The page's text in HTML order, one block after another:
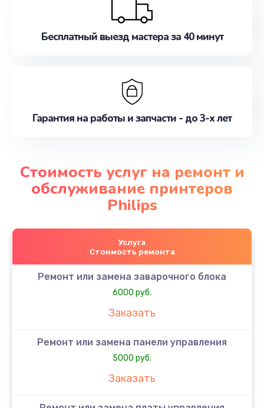
Бесплатный выезд мастера за 40 минут
Гарантия на работы и запчасти - до 3-х лет
Стоимость услуг на ремонт и
обслуживание принтеров
Philips
Услуга
Стоимость ремонта
Ремонт или замена заварочного блока
6000 руб.
Заказать
Ремонт или замена панели управления
5000 руб.
Заказать